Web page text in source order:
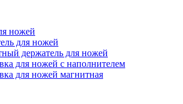
ножей
для ножей
держатель для ножей
для ножей с наполнителем
для ножей магнитная